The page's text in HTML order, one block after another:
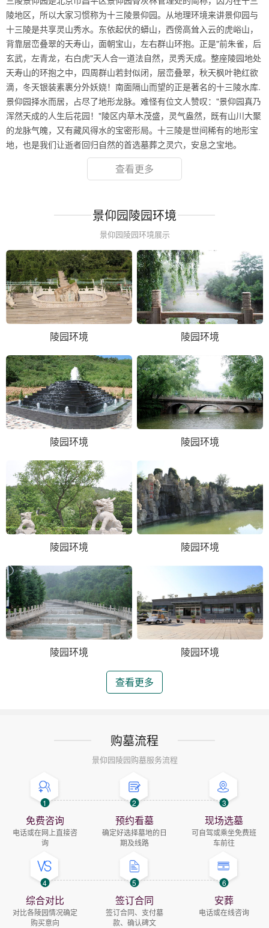
陵地区，所以大家习惯称为十三陵景仰园。从地理环境来讲景仰园与
十三陵是共享灵山秀水。东依起伏的蟒山，西傍高耸入云的虎峪山，
背靠层峦叠翠的天寿山，面朝宝山，左右群山环抱。正是"前朱雀，后
玄武，左青龙，右白虎"天人合一道法自然，灵秀天成。整座陵园地处
天寿山的环抱之中，四周群山若封似闭，层峦叠翠，秋天枫叶艳红欲
滴，冬天银装素裹分外妖娆！南面隔山而望的正是著名的十三陵水库.
景仰园择水而居，占尽了地形龙脉。难怪有位文人赞叹："景仰园真乃
浑然天成的人生后花园！"陵区内草木茂盛，灵气盎然，既有山川大聚
的龙脉气魄，又有藏风得水的宝密形局。十三陵是世间稀有的地形宝
地，也是我们让逝者回归自然的首选墓葬之灵穴，安息之宝地。
查看更多
景仰园陵园环境
景仰园陵园环境展示
陵园环境 陵园环境
陵园环境 陵园环境
陵园环境 陵园环境
陵园环境 陵园环境
查看更多
购墓流程
景仰园陵园购墓服务流程
1
免费咨询
电话或在网上直接咨
询
2
预约看墓
确定好选择墓地的日
期及线路
3
现场选墓
可自驾或乘坐免费班
车前往
4
综合对比
对比各陵园情况确定
购买意向
5
签订合同
签订合同、支付墓
款、确认碑文
6
安葬
电话或在线咨询